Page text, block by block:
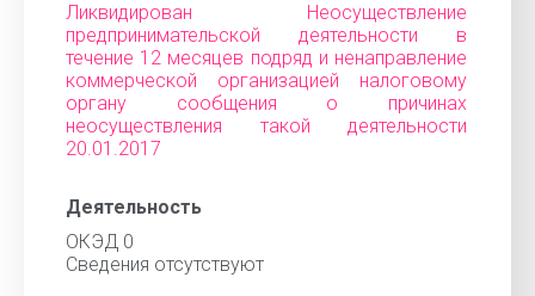
Ликвидирован Неосуществление
предпринимательской деятельности в
течение 12 месяцев подряд и ненаправление
коммерческой организацией налоговому
органу сообщения о причинах
неосуществления такой деятельности
20.01.2017
Деятельность
ОКЭД 0
Сведения отсутствуют